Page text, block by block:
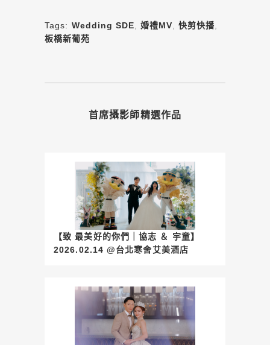
Tags: Wedding SDE 婚禮MV ,快剪快播
板橋新葡苑
首席攝影師精選作品
【致 最美好的你們｜協志 ＆ 宇童】
2026.02.14 @台北寒舍艾美酒店